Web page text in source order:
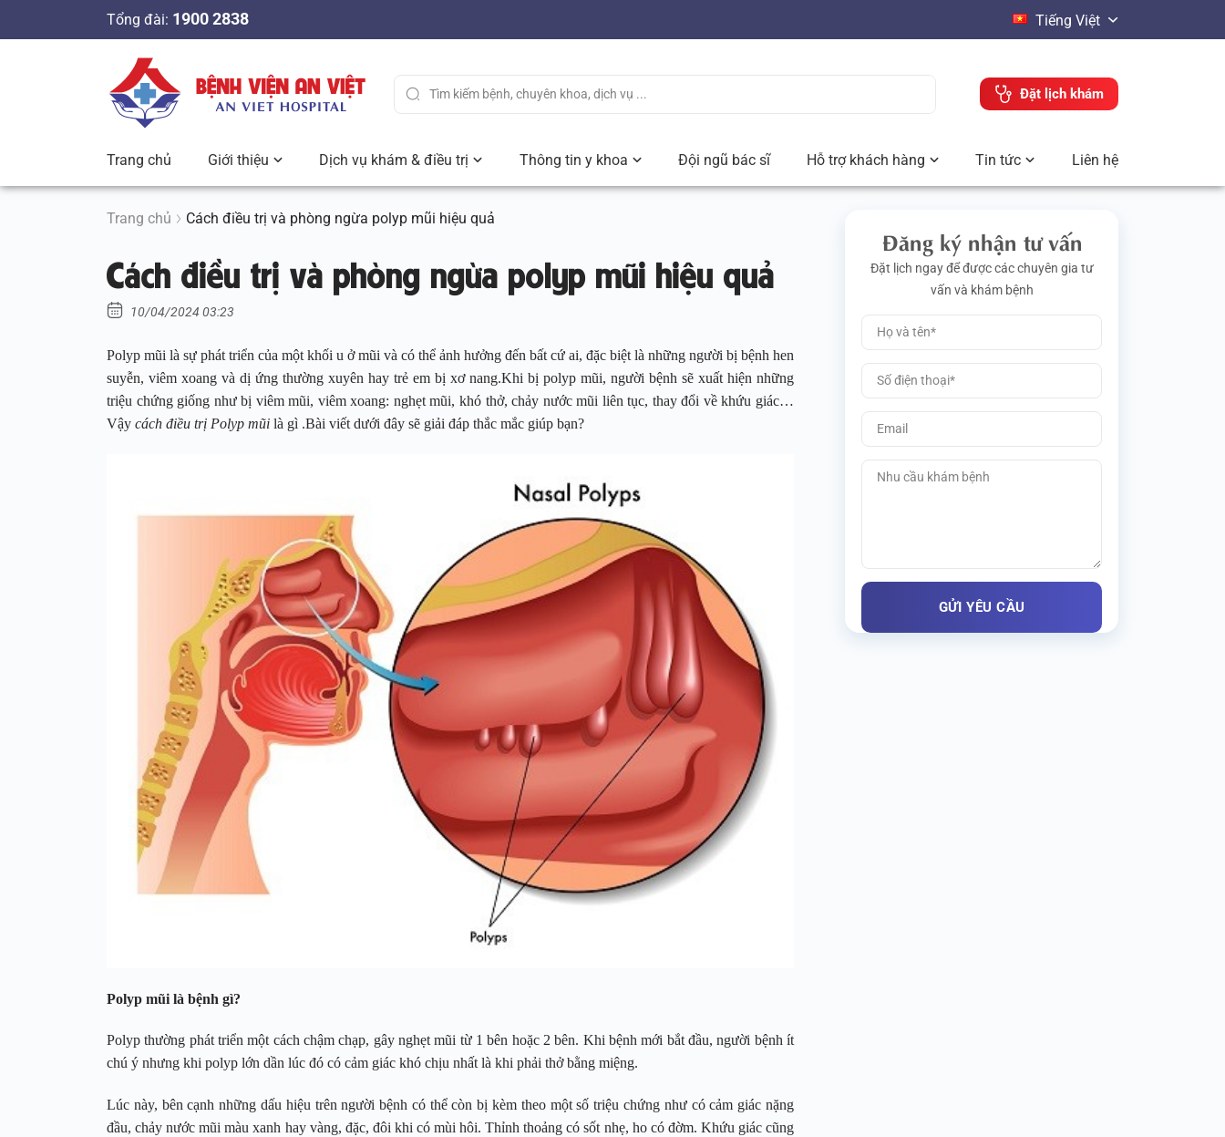
n
Tổng đài: 1900 2838 Tiếng Việt
Đặt lịch khám
Trang chủ Giới thiệu Dịch vụ khám & điều trị Thông tin y khoa Đội ngũ bác sĩ Hỗ trợ khách hàng Tin tức Liên hệ
Trang chủ Cách điều trị và phòng ngừa polyp mũi hiệu quả
Cách điều trị và phòng ngừa polyp mũi hiệu quả
10/04/2024 03:23
Polyp mũi là sự phát triển của một khối u ở mũi và có thể ảnh hưởng đến bất cứ ai, đặc biệt là những người bị bệnh hen
suyễn, viêm xoang và dị ứng thường xuyên hay trẻ em bị xơ nang.Khi bị polyp mũi, người bệnh sẽ xuất hiện những
triệu chứng giống như bị viêm mũi, viêm xoang: nghẹt mũi, khó thở, chảy nước mũi liên tục, thay đổi về khứu giác…
Vậy cách điều trị Polyp mũi là gì .Bài viết dưới đây sẽ giải đáp thắc mắc giúp bạn?
Polyp mũi là bệnh gì?
Polyp thường phát triển một cách chậm chạp, gây nghẹt mũi từ 1 bên hoặc 2 bên. Khi bệnh mới bắt đầu, người bệnh ít
chú ý nhưng khi polyp lớn dần lúc đó có cảm giác khó chịu nhất là khi phải thở bằng miệng.
Lúc này, bên cạnh những dấu hiệu trên người bệnh có thể còn bị kèm theo một số triệu chứng như có cảm giác nặng
đầu, chảy nước mũi màu xanh hay vàng, đặc, đôi khi có mùi hôi. Thỉnh thoảng có sốt nhẹ, ho có đờm. Khứu giác cũng
Đăng ký nhận tư vấn
Đặt lịch ngay để được các chuyên gia tư
vấn và khám bệnh